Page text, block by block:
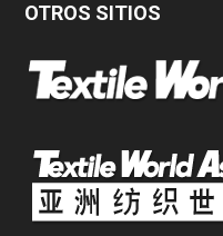
OTROS SITIOS